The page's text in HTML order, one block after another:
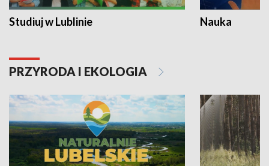
Studiuj w Lublinie Nauka
PRZYRODA I EKOLOGIA